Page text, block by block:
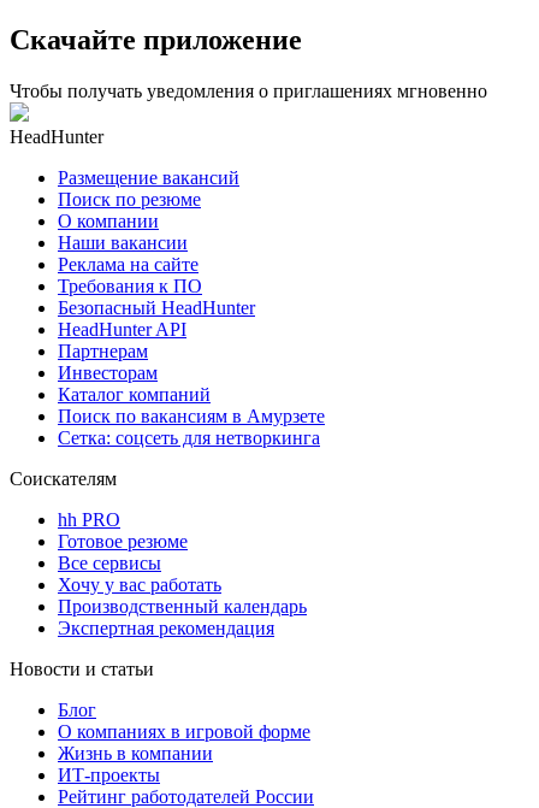
Скачайте приложение
Чтобы получать уведомления о приглашениях мгновенно
HeadHunter
Размещение вакансий
Поиск по резюме
О компании
Наши вакансии
Реклама на сайте
Требования к ПО
Безопасный HeadHunter
HeadHunter API
Партнерам
Инвесторам
Каталог компаний
Поиск по вакансиям в Амурзете
Сетка: соцсеть для нетворкинга
Соискателям
hh PRO
Готовое резюме
Все сервисы
Хочу у вас работать
Производственный календарь
Экспертная рекомендация
Новости и статьи
Блог
О компаниях в игровой форме
Жизнь в компании
ИТ-проекты
Рейтинг работодателей России